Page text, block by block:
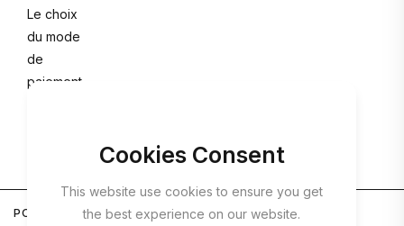
Cookies Consent
This website use cookies to ensure you get
the best experience on our website.
Le choix
du mode
de
paiement.
POLITIQUE DE